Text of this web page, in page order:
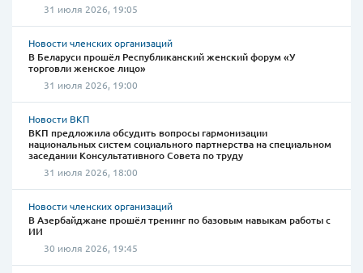
31 июля 2026, 19:05
Новости членских организаций
В Беларуси прошёл Республиканский женский форум «У
торговли женское лицо»
31 июля 2026, 19:00
Новости ВКП
ВКП предложила обсудить вопросы гармонизации
национальных систем социального партнерства на специальном
заседании Консультативного Совета по труду
31 июля 2026, 18:00
Новости членских организаций
В Азербайджане прошёл тренинг по базовым навыкам работы с
ИИ
30 июля 2026, 19:45